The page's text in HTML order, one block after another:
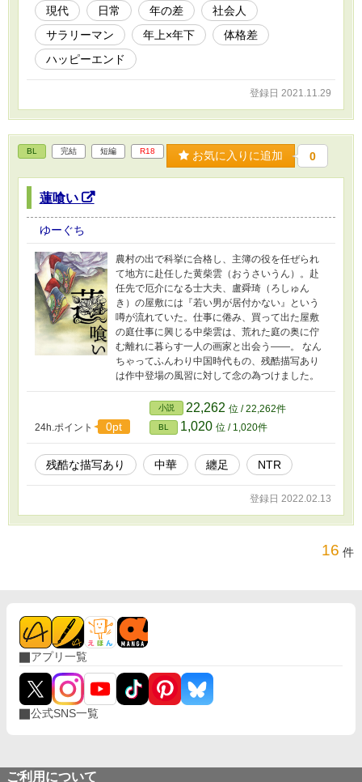
https://novel18.syosetu.com/n0100gz/ の続きで
す。 ※攻めに女性、受けに攻め以外の男性との
過去がある設定です。 ※メインふたりに対して
は恋愛感情が存在しない女性キャラクターが目
立って登場します。 ※感染症対策を考慮する必
要のない世界線を想定しています。
現代 日常 年の差
社会人
サラリーマン
年上×年下
体格差
ハッピーエンド
登録日 2021.11.29
BL 完結 短編 R18 お気に入りに追加 0
蓮喰い
ゆーぐち
農村の出で科挙に合格し、主簿の役を任ぜられ
て地方に赴任した黄柴雲（おうさいうん）。赴
任先で厄介になる士大夫、盧舜琦（ろしゅん
き）の屋敷には『若い男が居付かない』という
噂が流れていた。仕事に倦み、買って出た屋敷
の庭仕事に興じる中柴雲は、荒れた庭の奥に佇
む離れに暮らす一人の画家と出会う――。 なん
ちゃってふんわり中国時代もの、残酷描写あり
は作中登場の風習に対して念の為つけました。
24h.ポイント 0pt
小説 22,262 位 / 22,262件
BL 1,020 位 / 1,020件
残酷な描写あり 中華 纏足 NTR
登録日 2022.02.13
16 件
アプリ一覧
公式SNS一覧
ご利用について